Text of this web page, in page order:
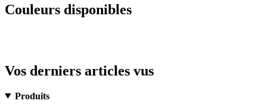
Couleurs disponibles
Vos derniers articles vus
Produits